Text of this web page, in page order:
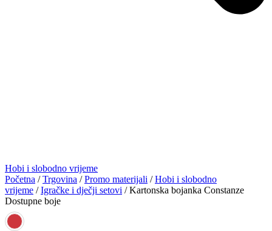
Hobi i slobodno vrijeme
Početna /Trgovina /Promo materijali /Hobi i slobodno
vrijeme /Igračke i dječji setovi / Kartonska bojanka Constanze
Dostupne boje